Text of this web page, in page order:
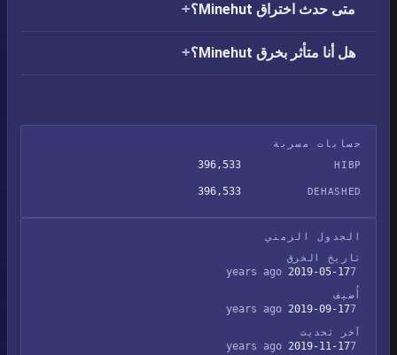
متى حدث اختراق Minehut؟
هل أنا متأثر بخرق Minehut؟
حسابات مسربة
HIBP
396,533
DEHASHED
396,533
الجدول الزمني
تاريخ الخرق
2019-05-17
أُضيف
2019-09-17
آخر تحديث
2019-11-17